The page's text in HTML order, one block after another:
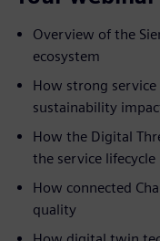
Overview of the
ecosystem
How strong service
sustainability
How the Digital
the service lifecycle
How connected
quality